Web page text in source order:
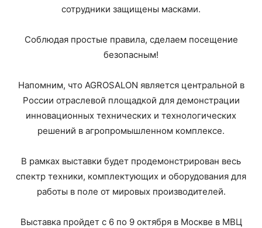
сотрудники защищены масками.
Соблюдая простые правила, сделаем посещение
безопасным!
Напомним, что AGROSALON является центральной в
России отраслевой площадкой для демонстрации
инновационных технических и технологических
решений в агропромышленном комплексе.
В рамках выставки будет продемонстрирован весь
спектр техники, комплектующих и оборудования для
работы в поле от мировых производителей.
Выставка пройдет с 6 по 9 октября в Москве в МВЦ